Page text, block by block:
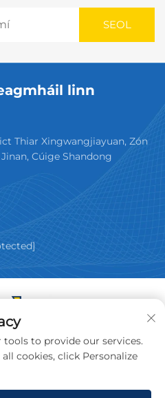
linn
Thiar Xingwangjiayuan, Zón
Cúige Shandong
Youpin Used Car
ar cosaint. Beartas
to provide our services.
cookies, click Personalize